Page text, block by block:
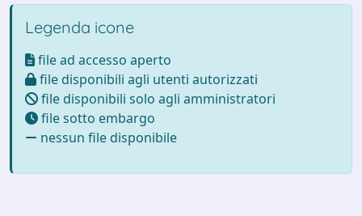
Legenda icone
file ad accesso aperto
file disponibili agli utenti autorizzati
file disponibili solo agli amministratori
file sotto embargo
nessun file disponibile